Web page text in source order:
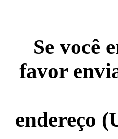
Se você
favor
endereço